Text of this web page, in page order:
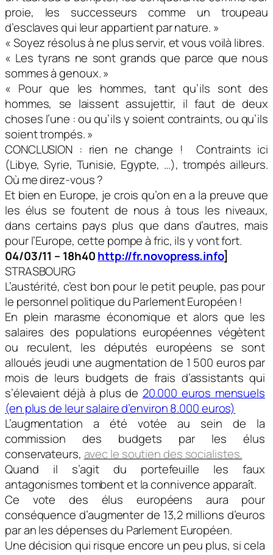
proie, les successeurs comme un troupeau
d’esclaves qui leur appartient par nature. »
« Soyez résolus à ne plus servir, et vous voilà libres.
« Les tyrans ne sont grands que parce que nous
sommes à genoux. »
« Pour que les hommes, tant qu’ils sont des
hommes, se laissent assujettir, il faut de deux
choses l’une : ou qu’ils y soient contraints, ou qu’ils
soient trompés. »
CONCLUSION : rien ne change ! Contraints ici
(Libye, Syrie, Tunisie, Egypte, …), trompés ailleurs.
Où me direz-vous ?
Et bien en Europe, je crois qu’on en a la preuve que
les élus se foutent de nous à tous les niveaux,
dans certains pays plus que dans d’autres, mais
pour l’Europe, cette pompe à fric, ils y vont fort.
04/03/11 – 18h40http://fr.novopress.info]
STRASBOURG
L’austérité, c’est bon pour le petit peuple, pas pour
le personnel politique du Parlement Européen !
En plein marasme économique et alors que les
salaires des populations européennes végètent
ou reculent, les députés européens se sont
alloués jeudi une augmentation de 1 500 euros par
mois de leurs budgets de frais d’assistants qui
s’élevaient déjà à plus de 20.000 euros mensuels
(en plus de leur salaire d’environ 8.000 euros)
L’augmentation a été votée au sein de la
commission des budgets par les élus
conservateurs, avec le soutien des socialistes.
Quand il s’agit du portefeuille les faux
antagonismes tombent et la connivence apparaît.
Ce vote des élus européens aura pour
conséquence d’augmenter de 13,2 millions d’euros
par an les dépenses du Parlement Européen.
Une décision qui risque encore un peu plus, si cela